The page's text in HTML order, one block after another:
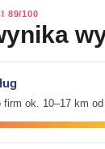
89/100
firm ok. 10–17 km